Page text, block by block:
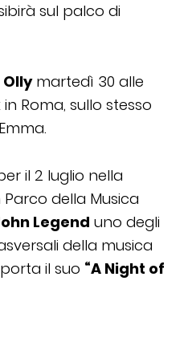
sul palco di
Ollymartedì 30 alle
Roma, sullo stesso
il 2 luglio nella
della Musica
Legend uno degli
della musica
il suo “A Night of